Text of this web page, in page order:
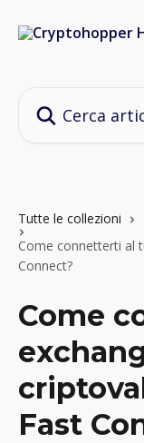
Tutte le collezioni
Come connetterti al
Connect?
Come
Fast